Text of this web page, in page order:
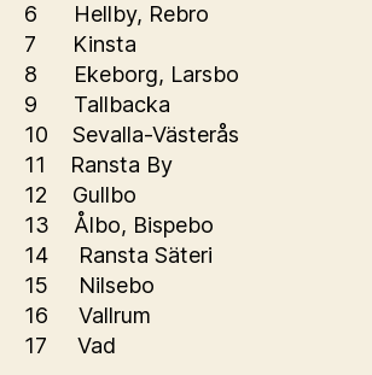
6 Hellby, Rebro
7 Kinsta
8 Ekeborg, Larsbo
9 Tallbacka
10 Sevalla-Västerås
11 Ransta By
12 Gullbo
13 Ålbo, Bispebo
14 Ransta Säteri
15 Nilsebo
16 Vallrum
17 Vad